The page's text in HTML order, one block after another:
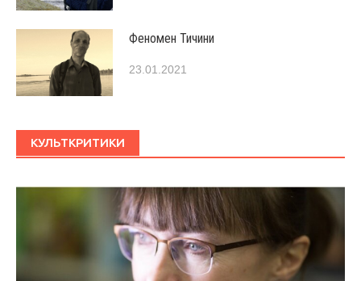
Феномен Тичини
23.01.2021
КУЛЬТКРИТИКИ